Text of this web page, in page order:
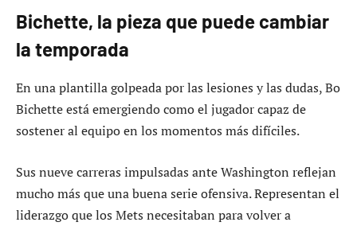
Bichette, la pieza que puede cambiar
la temporada
En una plantilla golpeada por las lesiones y las dudas, Bo
Bichette está emergiendo como el jugador capaz de
sostener al equipo en los momentos más difíciles.
Sus nueve carreras impulsadas ante Washington reflejan
mucho más que una buena serie ofensiva. Representan el
liderazgo que los Mets necesitaban para volver a